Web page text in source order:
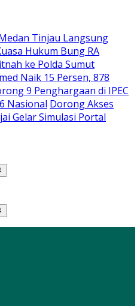
Tinjau Langsung
Hukum Bung RA
ke Polda Sumut
Naik 15 Persen, 878
9 Penghargaan di IPEC
Nasional Dorong Akses
Gelar Simulasi Portal